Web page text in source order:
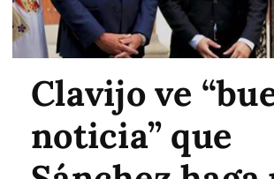
Clavijo ve
noticia” que